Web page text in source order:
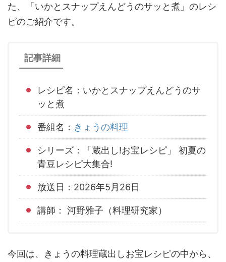
た、「いかとスナップえんどうのサッと煮」のレシ
ピのご紹介です。
記事詳細
レシピ名：いかとスナップえんどうのサ
ッと煮
番組名： きょうの料理
シリーズ：「蔵出し!お宝レシピ」 初夏の
青豆レシピ大集合!
放送日：2026年5月26日
講師： 河野雅子（料理研究家）
今回は、きょうの料理蔵出しお宝レシピの中から、